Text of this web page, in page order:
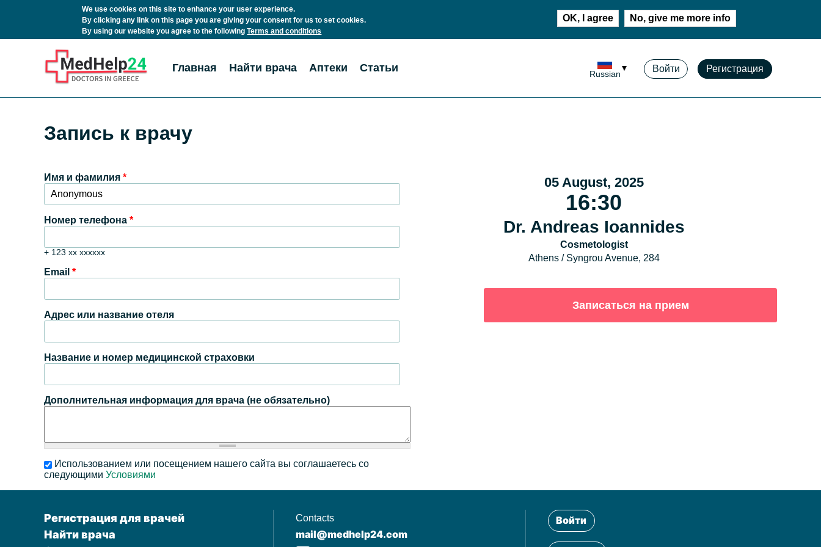
We use cookies on this site to enhance your user experience.
By clicking any link on this page you are giving your consent for us to set cookies.
By using our website you agree to the followingTerms and conditions
OK, I agree No, give me more info
Главная Найти врача Аптеки Статьи Russian Войти Регистрация
Запись к врачу
Имя и фамилия *
Номер телефона *
+ 123 xx xxxxxx
Email *
Адрес или название отеля
Название и номер медицинской страховки
Дополнительная информация для врача (не обязательно)
Использованием или посещением нашего сайта вы соглашаетесь со
следующими Условиями
05 August, 2025
16:30
Dr. Andreas Ioannides
Cosmetologist
Athens / Syngrou Avenue, 284
Регистрация для врачей
Найти врача
Contacts
mail@medhelp24.com
Войти